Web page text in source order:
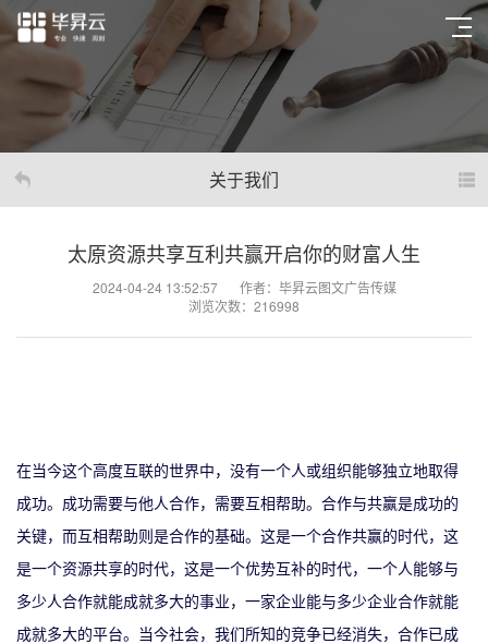
关于我们
太原资源共享互利共赢开启你的财富人生
2024-04-24 13:52:57
作者：毕昇云图文广告传媒
浏览次数：216998
在当今这个高度互联的世界中，没有一个人或组织能够独立地取得
成功。成功需要与他人合作，需要互相帮助。合作与共赢是成功的
关键，而互相帮助则是合作的基础。 这是一个合作共赢的时代，这
是一个资源共享的时代，这是一个优势互补的时代，一个人能够与
多少人合作就能成就多大的事业，一家企业能与多少企业合作就能
成就多大的平台。 当今社会，我们所知的竞争已经消失，合作已成